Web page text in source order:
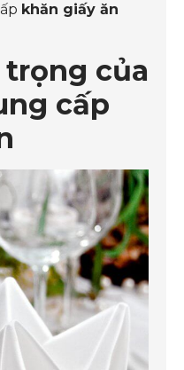
khăn giấy ăn
trọng của
cấp